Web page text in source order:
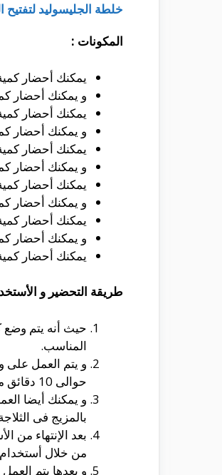
خلطة الجليسوليد لتفتيح
المكونات :
يمكنك أحضار كمية من
و يمكنك أحضار كمية
يمكنك أحضار
و يمكنك أحضار
يمكنك أحضار
و يمكنك أحضار كمية
يمكنك أحضار كمية من
و يمكنك أحضار
يمكنك أحضار
و يمكنك أحضار
يمكنك أحضار
طريقة التحضير و
حيث أنه يتم وضع
المناسب.
و يتم العمل على
حوالى 10 دقائق من أجل الحصول على المزيج المناسب و بعدها يتم رفعه من على النار و تركه حتى يبرد.
و يمكنك أيضا
بالمزيج فى
بعد الإنتهاء من
من خلال
و بعدها يتم